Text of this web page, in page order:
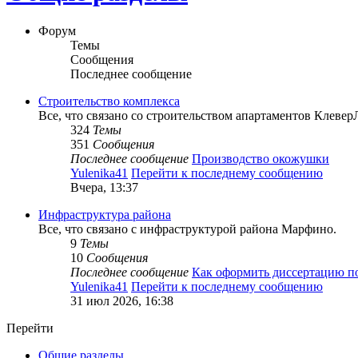
Форум
Темы
Сообщения
Последнее сообщение
Строительство комплекса
Все, что связано со строительством апартаментов
324 Темы
351 Сообщения
Последнее сообщение Производство окожушки
Yulenika41 Перейти к последнему сообщению
Вчера, 13:37
Инфраструктура района
Все, что связано с инфраструктурой района Марфино.
9 Темы
10 Сообщения
Последнее сообщение Как оформить диссертацию
Yulenika41 Перейти к последнему сообщению
31 июл 2026, 16:38
Перейти